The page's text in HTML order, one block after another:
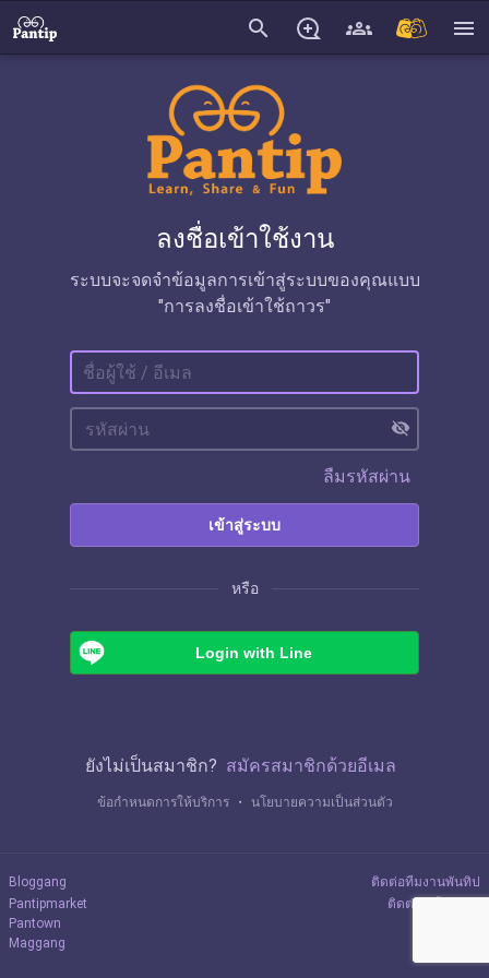
search menu
ลงชื่อเข้าใช้งาน
ระบบจะจดจำข้อมูลการเข้าสู่ระบบของคุณแบบ
"การลงชื่อเข้าใช้ถาวร"
visibility_off
ลืมรหัสผ่าน
เข้าสู่ระบบ
หรือ
Login with Line
ยังไม่เป็นสมาชิก? สมัครสมาชิกด้วยอีเมล
ข้อกำหนดการให้บริการ ・ นโยบายความเป็นส่วนตัว
Bloggang
Pantipmarket
Pantown
Maggang
ติดต่อทีมงานพันทิป
ติดต่อลงโฆษณา